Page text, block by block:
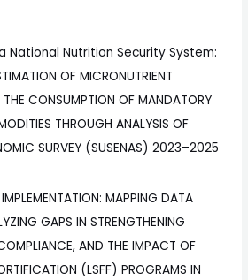
National Nutrition Security System:
OF MICRONUTRIENT
CONSUMPTION OF MANDATORY
THROUGH ANALYSIS OF
SURVEY (SUSENAS) 2023–2025
MAPPING DATA
GAPS IN STRENGTHENING
AND THE IMPACT OF
(LSFF) PROGRAMS IN